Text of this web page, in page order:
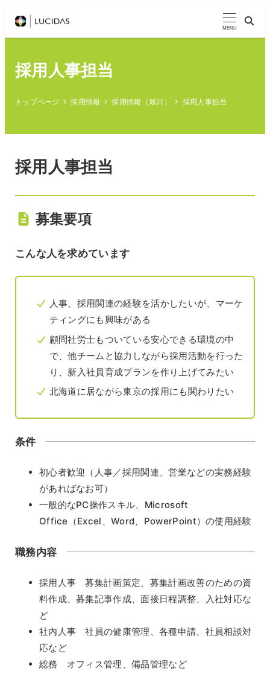
MENU
採用人事担当
トップページ 採用情報 採用情報（旭川） 採用人事担当
採用人事担当
募集要項
こんな人を求めています
人事、採用関連の経験を活かしたいが、マーケ
ティングにも興味がある
顧問社労士もついている安心できる環境の中
で、他チームと協力しながら採用活動を行った
り、新入社員育成プランを作り上げてみたい
北海道に居ながら東京の採用にも関わりたい
条件
初心者歓迎（人事／採用関連、営業などの実務経験
があればなお可）
一般的なPC操作スキル、Microsoft
Office（Excel、Word、PowerPoint）の使用経験
職務内容
採用人事 募集計画策定、募集計画改善のための資
料作成、募集記事作成、面接日程調整、入社対応な
ど
社内人事 社員の健康管理、各種申請、社員相談対
応など
総務 オフィス管理、備品管理など